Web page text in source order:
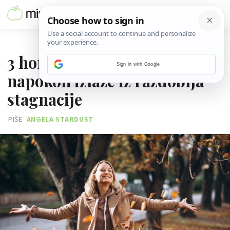
3 horoskopska znaka
napokon izlaze iz razdoblja
stagnacije
PIŠE ANGELA STARDUST
Sign in with Google